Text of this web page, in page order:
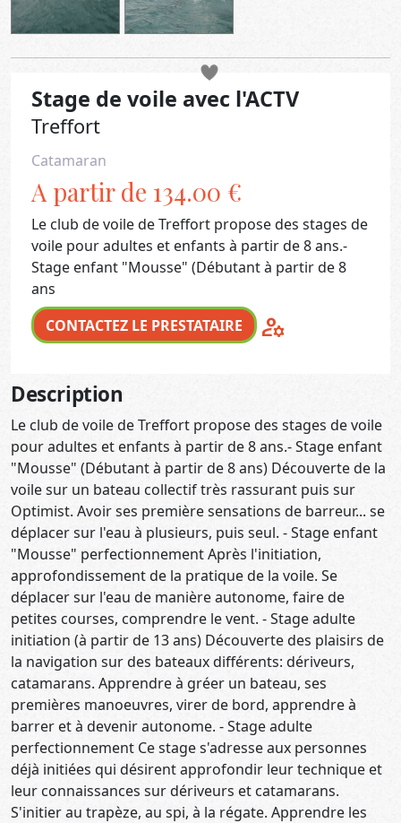
Stage de voile avec l'ACTV
Treffort
Catamaran
A partir de 134.00 €
Le club de voile de Treffort propose des stages de
voile pour adultes et enfants à partir de 8 ans.-
Stage enfant "Mousse" (Débutant à partir de 8
ans
CONTACTEZ LE PRESTATAIRE
manage_accounts
Description
Le club de voile de Treffort propose des stages de voile
pour adultes et enfants à partir de 8 ans.- Stage enfant
"Mousse" (Débutant à partir de 8 ans) Découverte de la
voile sur un bateau collectif très rassurant puis sur
Optimist. Avoir ses première sensations de barreur... se
déplacer sur l'eau à plusieurs, puis seul. - Stage enfant
"Mousse" perfectionnement Après l'initiation,
approfondissement de la pratique de la voile. Se
déplacer sur l'eau de manière autonome, faire de
petites courses, comprendre le vent. - Stage adulte
initiation (à partir de 13 ans) Découverte des plaisirs de
la navigation sur des bateaux différents: dériveurs,
catamarans. Apprendre à gréer un bateau, ses
premières manoeuvres, virer de bord, apprendre à
barrer et à devenir autonome. - Stage adulte
perfectionnement Ce stage s'adresse aux personnes
déjà initiées qui désirent approfondir leur technique et
leur connaissances sur dériveurs et catamarans.
S'initier au trapèze, au spi, à la régate. Apprendre les